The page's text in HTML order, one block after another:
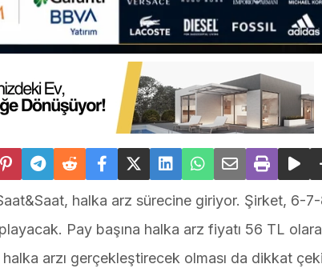
halka arz sürecine giriyor. Şirket, 6-
Pay başına halka arz fiyatı 56 TL
arzı gerçekleştirecek olması da dikkat